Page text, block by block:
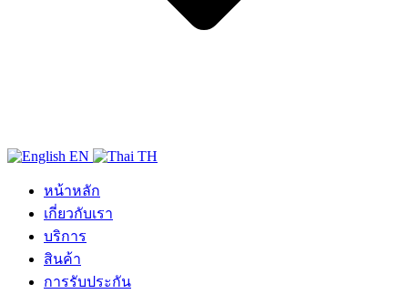
EN TH
หน้าหลัก
เกี่ยวกับเรา
บริการ
สินค้า
การรับประกัน